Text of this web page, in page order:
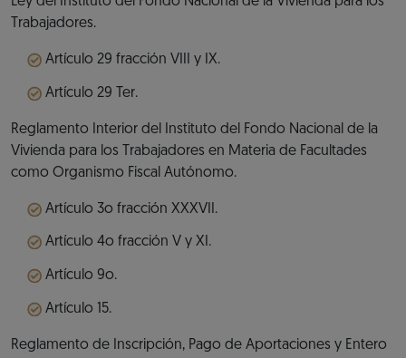
Trabajadores.
Artículo 29 fracción VIII y IX.
Artículo 29 Ter.
Reglamento Interior del Instituto del Fondo Nacional de la
Vivienda para los Trabajadores en Materia de Facultades
como Organismo Fiscal Autónomo.
Artículo 3o fracción XXXVII.
Artículo 4o fracción V y XI.
Artículo 9o.
Artículo 15.
Reglamento de Inscripción, Pago de Aportaciones y Entero